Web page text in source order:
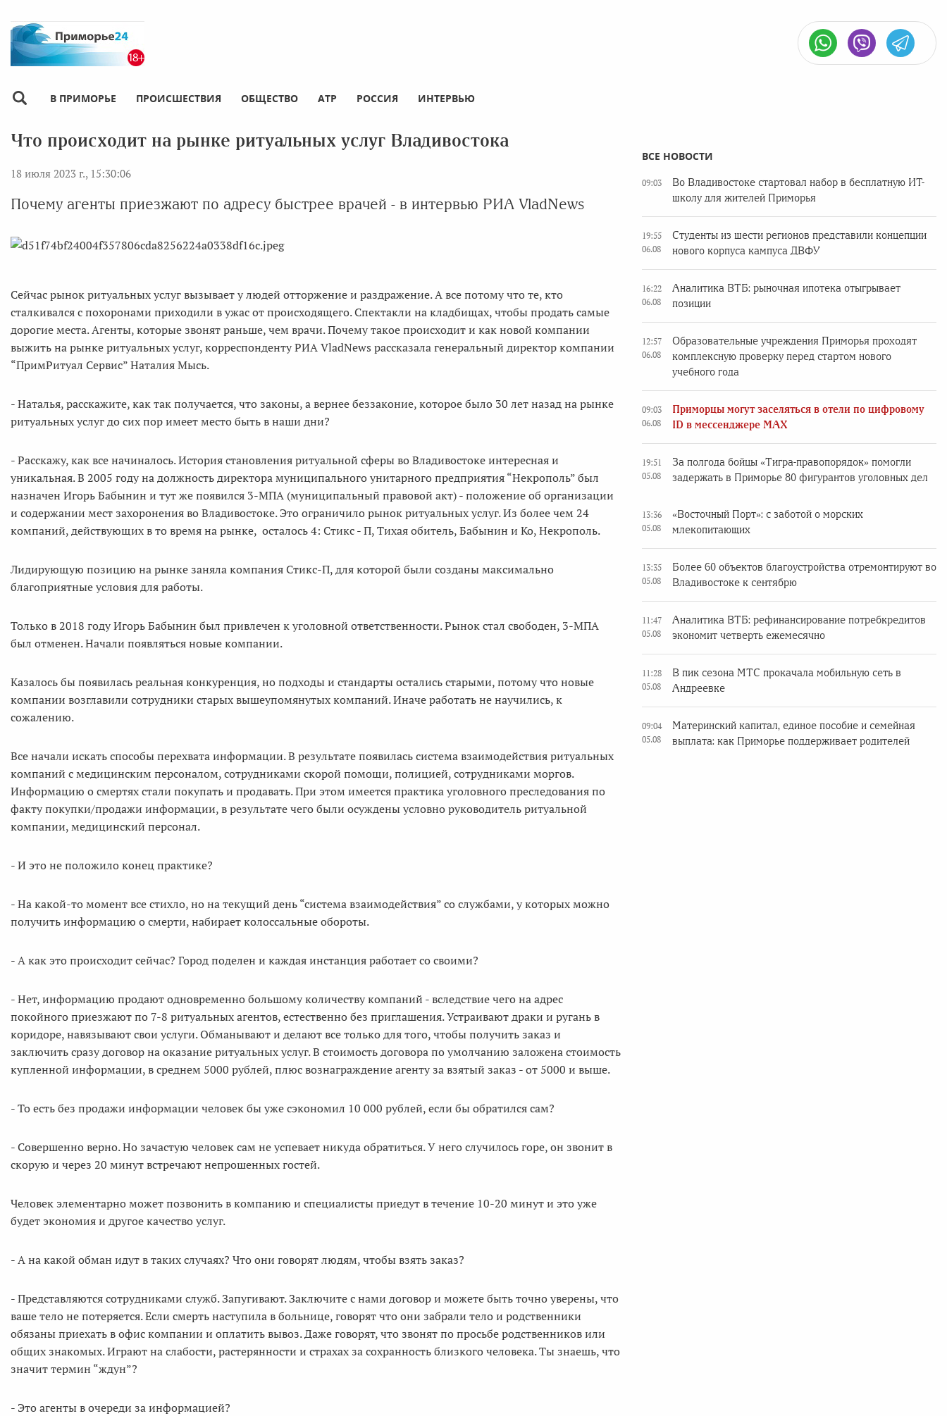
В ПРИМОРЬЕ ПРОИСШЕСТВИЯ ОБЩЕСТВО АТР РОССИЯ ИНТЕРВЬЮ
Что происходит на рынке ритуальных услуг Владивостока
18 июля 2023 г., 15:30:06
Почему агенты приезжают по адресу быстрее врачей - в интервью РИА VladNews
Сейчас рынок ритуальных услуг вызывает у людей отторжение и раздражение. А все потому что те, кто
сталкивался с похоронами приходили в ужас от происходящего. Спектакли на кладбищах, чтобы продать самые
дорогие места. Агенты, которые звонят раньше, чем врачи. Почему такое происходит и как новой компании
выжить на рынке ритуальных услуг, корреспонденту РИА VladNews рассказала генеральный директор компании
“ПримРитуал Сервис” Наталия Мысь.
- Наталья, расскажите, как так получается, что законы, а вернее беззаконие, которое было 30 лет назад на рынке
ритуальных услуг до сих пор имеет место быть в наши дни?
- Расскажу, как все начиналось. История становления ритуальной сферы во Владивостоке интересная и
уникальная. В 2005 году на должность директора муниципального унитарного предприятия “Некрополь” был
назначен Игорь Бабынин и тут же появился 3-МПА (муниципальный правовой акт) - положение об организации
и содержании мест захоронения во Владивостоке. Это ограничило рынок ритуальных услуг. Из более чем 24
компаний, действующих в то время на рынке, осталось 4: Стикс - П, Тихая обитель, Бабынин и Ко, Некрополь.
Лидирующую позицию на рынке заняла компания Стикс-П, для которой были созданы максимально
благоприятные условия для работы.
Только в 2018 году Игорь Бабынин был привлечен к уголовной ответственности. Рынок стал свободен, 3-МПА
был отменен. Начали появляться новые компании.
Казалось бы появилась реальная конкуренция, но подходы и стандарты остались старыми, потому что новые
компании возглавили сотрудники старых вышеупомянутых компаний. Иначе работать не научились, к
сожалению.
Все начали искать способы перехвата информации. В результате появилась система взаимодействия ритуальных
компаний с медицинским персоналом, сотрудниками скорой помощи, полицией, сотрудниками моргов.
Информацию о смертях стали покупать и продавать. При этом имеется практика уголовного преследования по
факту покупки/продажи информации, в результате чего были осуждены условно руководитель ритуальной
компании, медицинский персонал.
- И это не положило конец практике?
- На какой-то момент все стихло, но на текущий день “система взаимодействия” со службами, у которых можно
получить информацию о смерти, набирает колоссальные обороты.
- А как это происходит сейчас? Город поделен и каждая инстанция работает со своими?
- Нет, информацию продают одновременно большому количеству компаний - вследствие чего на адрес
покойного приезжают по 7-8 ритуальных агентов, естественно без приглашения. Устраивают драки и ругань в
коридоре, навязывают свои услуги. Обманывают и делают все только для того, чтобы получить заказ и
заключить сразу договор на оказание ритуальных услуг. В стоимость договора по умолчанию заложена стоимость
купленной информации, в среднем 5000 рублей, плюс вознаграждение агенту за взятый заказ - от 5000 и выше.
- То есть без продажи информации человек бы уже сэкономил 10 000 рублей, если бы обратился сам?
- Совершенно верно. Но зачастую человек сам не успевает никуда обратиться. У него случилось горе, он звонит в
скорую и через 20 минут встречают непрошенных гостей.
Человек элементарно может позвонить в компанию и специалисты приедут в течение 10-20 минут и это уже
будет экономия и другое качество услуг.
- А на какой обман идут в таких случаях? Что они говорят людям, чтобы взять заказ?
- Представляются сотрудниками служб. Запугивают. Заключите с нами договор и можете быть точно уверены, что
ваше тело не потеряется. Если смерть наступила в больнице, говорят что они забрали тело и родственники
обязаны приехать в офис компании и оплатить вывоз. Даже говорят, что звонят по просьбе родственников или
общих знакомых. Играют на слабости, растерянности и страхах за сохранность близкого человека. Ты знаешь, что
значит термин “ждун”?
- Это агенты в очереди за информацией?
ВСЕ НОВОСТИ
09:03
Во Владивостоке стартовал набор в бесплатную ИТ-
школу для жителей Приморья
19:55
06.08
Студенты из шести регионов представили концепции
нового корпуса кампуса ДВФУ
16:22
06.08
Аналитика ВТБ: рыночная ипотека отыгрывает
позиции
12:57
06.08
Образовательные учреждения Приморья проходят
комплексную проверку перед стартом нового
учебного года
09:03
06.08
Приморцы могут заселяться в отели по цифровому
ID в мессенджере MAX
19:51
05.08
За полгода бойцы «Тигра-правопорядок» помогли
задержать в Приморье 80 фигурантов уголовных дел
13:36
05.08
«Восточный Порт»: с заботой о морских
млекопитающих
13:35
05.08
Более 60 объектов благоустройства отремонтируют во
Владивостоке к сентябрю
11:47
05.08
Аналитика ВТБ: рефинансирование потребкредитов
экономит четверть ежемесячно
11:28
05.08
В пик сезона МТС прокачала мобильную сеть в
Андреевке
09:04
05.08
Материнский капитал, единое пособие и семейная
выплата: как Приморье поддерживает родителей